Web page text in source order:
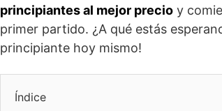
principiantes al mejor precio y
primer partido. ¿A qué estás
principiante hoy mismo!
Índice